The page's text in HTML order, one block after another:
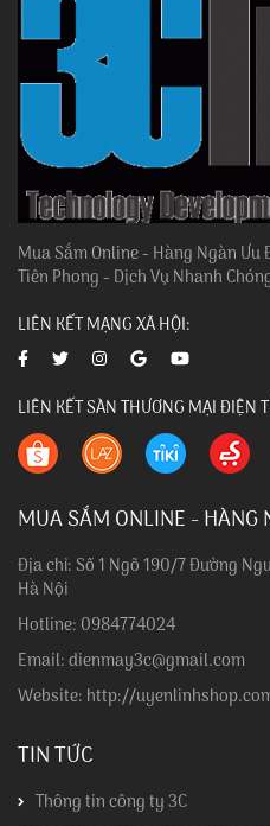
Mua Sắm Online - Hàng Ngàn
Tiên Phong - Dịch Vụ Nhanh
LIÊN KẾT MẠNG XÃ HỘI:
LIÊN KẾT SÀN THƯƠNG MẠI ĐIỆN
MUA SẮM ONLINE - HÀNG
Địa chỉ: Số 1 Ngõ 190/7 Đường
Hà Nội
Hotline: 0984774024
Email: dienmay3c@gmail.com
Website: http://
TIN TỨC
Thông tin công ty 3C